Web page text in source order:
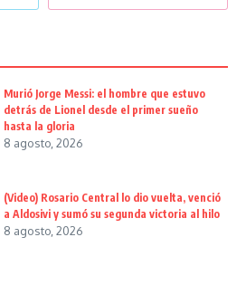
Murió Jorge Messi: el hombre que estuvo
detrás de Lionel desde el primer sueño
hasta la gloria
8 agosto, 2026
(Video) Rosario Central lo dio vuelta, venció
a Aldosivi y sumó su segunda victoria al hilo
8 agosto, 2026